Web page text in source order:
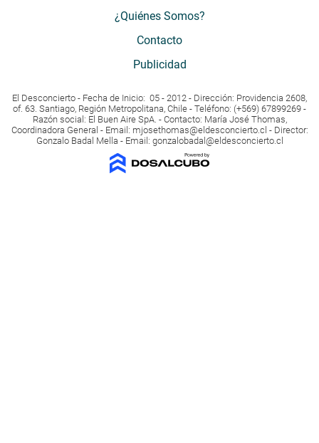
¿Quiénes Somos?
Contacto
Publicidad
El Desconcierto - Fecha de Inicio: 05 - 2012 - Dirección: Providencia 2608,
of. 63. Santiago, Región Metropolitana, Chile - Teléfono: (+569) 67899269 -
Razón social: El Buen Aire SpA. - Contacto: María José Thomas,
Coordinadora General - Email: mjosethomas@eldesconcierto.cl - Director:
Gonzalo Badal Mella - Email: gonzalobadal@eldesconcierto.cl